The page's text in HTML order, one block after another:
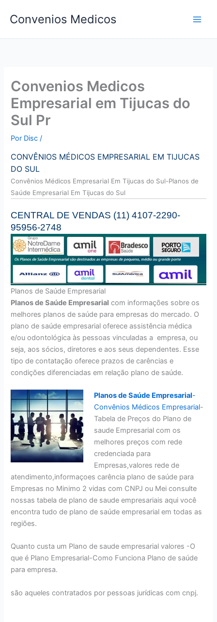
para
conteúdo
Convenios Medicos
Convenios Medicos
Empresarial em Tijucas do
Sul Pr
Por Disc/
CONVÊNIOS MÉDICOS EMPRESARIAL EM TIJUCAS
DO SUL
Convênios Médicos Empresarial Em Tijucas do Sul-Planos de
Saúde Empresarial Em Tijucas do Sul
CENTRAL DE VENDAS (11) 4107-2290-
95956-2748
Planos de Saúde Empresarial
Planos de Saúde Empresarial com informações sobre os
melhores planos de saúde para empresas do mercado. O
plano de saúde empresarial oferece assistência médica
e/ou odontológica às pessoas vinculadas a empresa, ou
seja, aos sócios, diretores e aos seus dependentes. Esse
tipo de contatação oferece prazos de carências e
condições diferenciadas em relação plano de saúde.
Planos de Saúde Empresarial-
Convênios Médicos Empresarial-
Tabela de Preços do Plano de
saude Empresarial com os
melhores preços com rede
credenciada para
Empresas,valores rede de
atendimento,informaçoes carência plano de saúde para
Empresas no Minimo 2 vidas com CNPJ ou Mei consulte
nossas tabela de plano de saude empresariais aqui você
encontra tudo de plano de saúde empresarial em todas as
regiões.
Quanto custa um Plano de saude empresarial valores -O
que é Plano Empresarial-Como Funciona Plano de saúde
para empresa.
são aqueles contratados por pessoas jurídicas com cnpj.